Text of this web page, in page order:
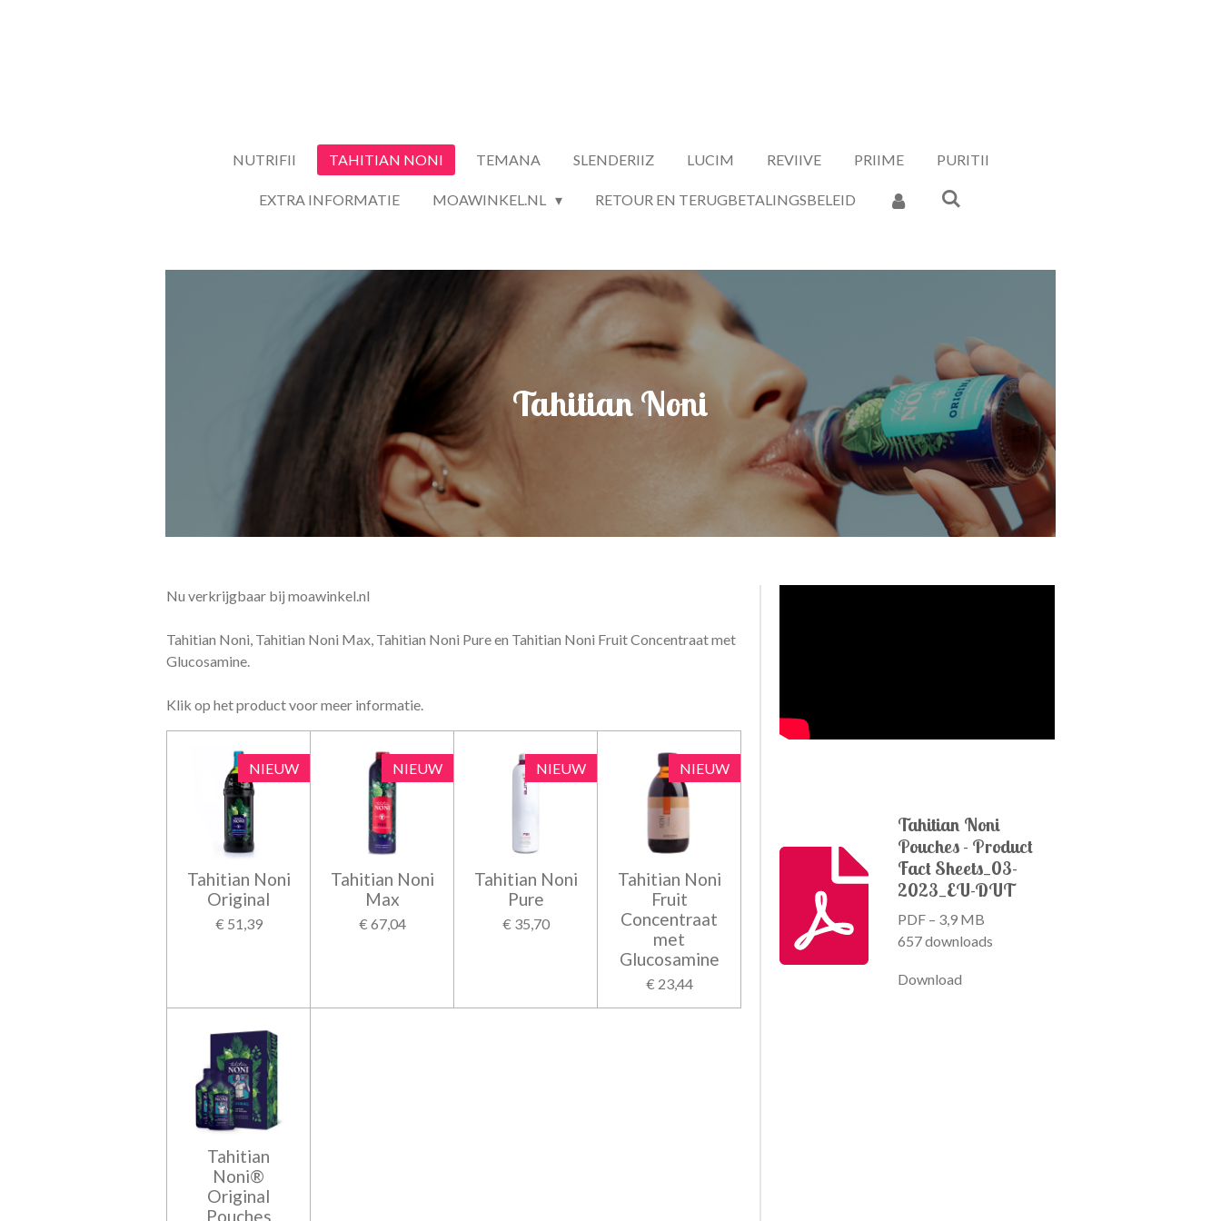
NUTRIFII TAHITIAN NONI TEMANA SLENDERIIZ LUCIM REVIIVE PRIIME PURITII
EXTRA INFORMATIE MOAWINKEL.NL RETOUR EN TERUGBETALINGSBELEID
Tahitian Noni
Nu verkrijgbaar bij moawinkel.nl
Tahitian Noni, Tahitian Noni Max, Tahitian Noni Pure en Tahitian Noni Fruit Concentraat met
Glucosamine.
Klik op het product voor meer informatie.
NIEUW
Tahitian Noni
Original
€ 51,39
NIEUW
Tahitian Noni
Max
€ 67,04
NIEUW
Tahitian Noni
Pure
€ 35,70
NIEUW
Tahitian Noni
Fruit
Concentraat
met
Glucosamine
€ 23,44
Tahitian
Noni®
Original
Pouches
Tahitian Noni
Pouches - Product
Fact Sheets_03-
2023_EU-DUT
PDF – 3,9 MB
657 downloads
Download